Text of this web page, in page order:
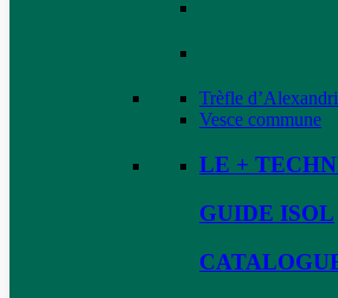
Trèfle
Vesce commune
LE +
GUIDE ISOL